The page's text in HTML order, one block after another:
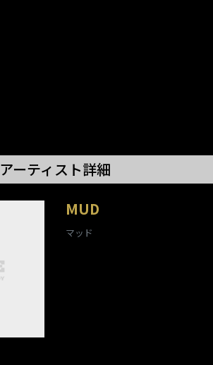
アーティスト詳細
MUD
マッド